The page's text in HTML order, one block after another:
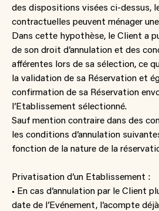
des dispositions visées ci-dessus,
contractuelles peuvent ménager
Dans cette hypothèse, le Client a
de son droit d’annulation et des
afférentes lors de sa sélection, ce
la validation de sa Réservation et
confirmation de sa Réservation
l’Etablissement sélectionné.
Sauf mention contraire dans des
les conditions d’annulation
fonction de la nature de la
Privatisation d’un Etablissement :
• En cas d’annulation par le Client
date de l’Evénement, l’acompte